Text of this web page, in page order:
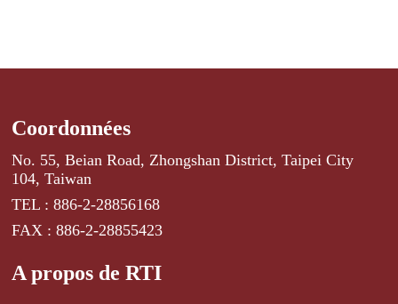
Coordonnées
No. 55, Beian Road, Zhongshan District, Taipei City
104, Taiwan
TEL : 886-2-28856168
FAX : 886-2-28855423
A propos de RTI